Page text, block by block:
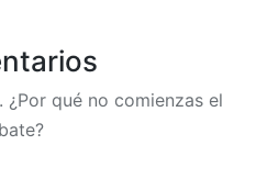
qué no comienzas el